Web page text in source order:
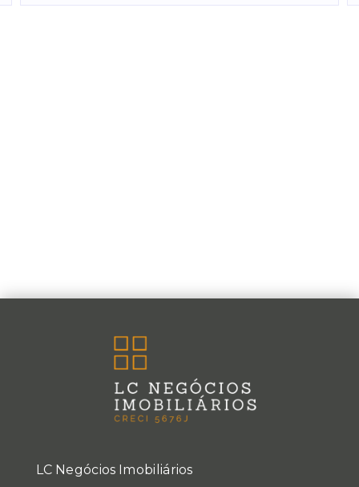
LC Negócios Imobiliários